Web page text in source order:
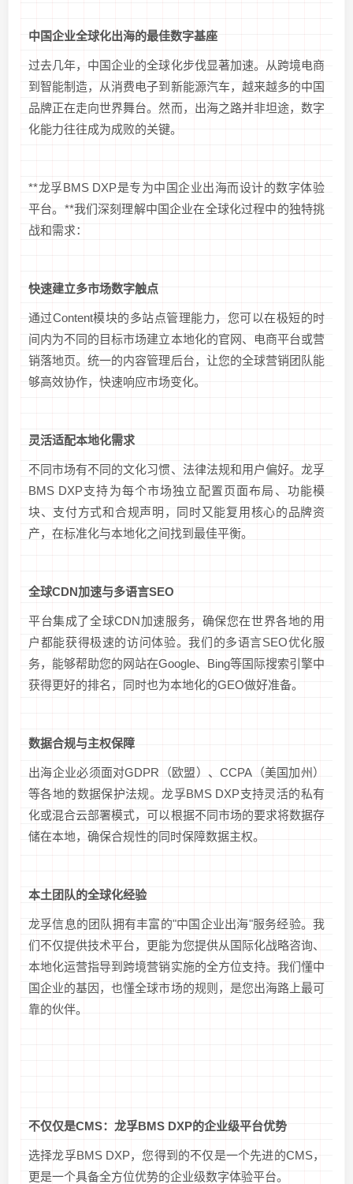
中国企业全球化出海的最佳数字基座
过去几年，中国企业的全球化步伐显著加速。从跨境电商
到智能制造，从消费电子到新能源汽车，越来越多的中国
品牌正在走向世界舞台。然而，出海之路并非坦途，数字
化能力往往成为成败的关键。
**龙孚BMS DXP是专为中国企业出海而设计的数字体验
平台。**我们深刻理解中国企业在全球化过程中的独特挑
战和需求：
快速建立多市场数字触点
通过Content模块的多站点管理能力，您可以在极短的时
间内为不同的目标市场建立本地化的官网、电商平台或营
销落地页。统一的内容管理后台，让您的全球营销团队能
够高效协作，快速响应市场变化。
灵活适配本地化需求
不同市场有不同的文化习惯、法律法规和用户偏好。龙孚
BMS DXP支持为每个市场独立配置页面布局、功能模
块、支付方式和合规声明，同时又能复用核心的品牌资
产，在标准化与本地化之间找到最佳平衡。
全球CDN加速与多语言SEO
平台集成了全球CDN加速服务，确保您在世界各地的用
户都能获得极速的访问体验。我们的多语言SEO优化服
务，能够帮助您的网站在Google、Bing等国际搜索引擎中
获得更好的排名，同时也为本地化的GEO做好准备。
数据合规与主权保障
出海企业必须面对GDPR（欧盟）、CCPA（美国加州）
等各地的数据保护法规。龙孚BMS DXP支持灵活的私有
化或混合云部署模式，可以根据不同市场的要求将数据存
储在本地，确保合规性的同时保障数据主权。
本土团队的全球化经验
龙孚信息的团队拥有丰富的"中国企业出海"服务经验。我
们不仅提供技术平台，更能为您提供从国际化战略咨询、
本地化运营指导到跨境营销实施的全方位支持。我们懂中
国企业的基因，也懂全球市场的规则，是您出海路上最可
靠的伙伴。
不仅仅是CMS：龙孚BMS DXP的企业级平台优势
选择龙孚BMS DXP，您得到的不仅是一个先进的CMS，
更是一个具备全方位优势的企业级数字体验平台。